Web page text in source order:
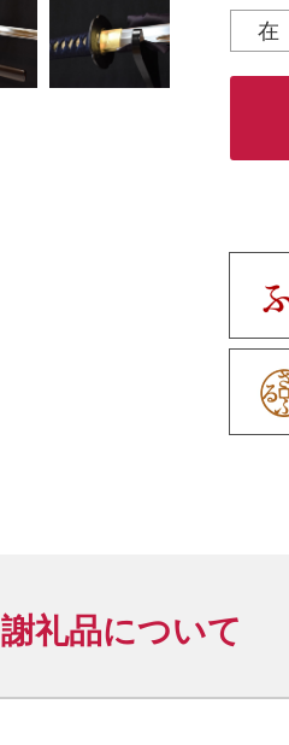
■基
◇刀
【刃
【樋
【縁
【目
【ハ
◇鞘
【鞘
◇付属
・正
謝礼品について